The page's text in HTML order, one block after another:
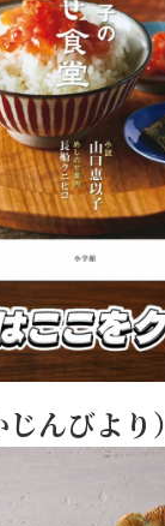
んびより）